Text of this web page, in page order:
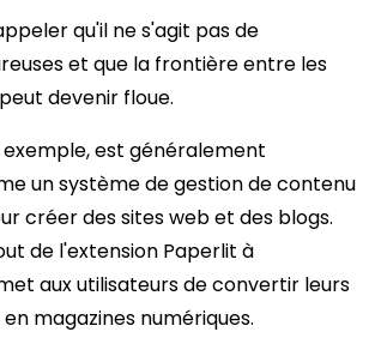
qu'il ne s'agit pas de
et que la frontière entre les
devenir floue.
est généralement
un système de gestion de contenu
créer des sites web et des blogs.
de l'extension Paperlit à
aux utilisateurs de convertir leurs
magazines numériques.